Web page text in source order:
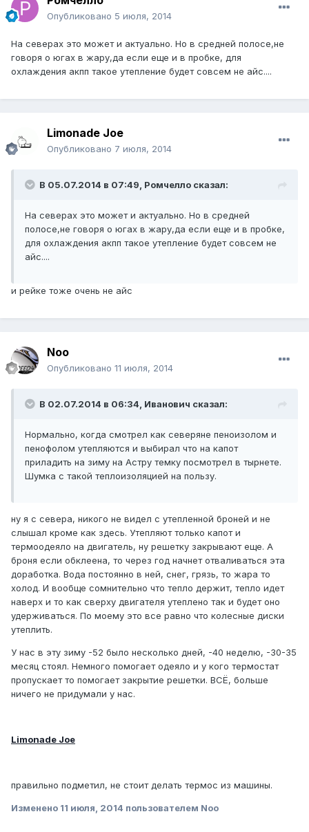
Опубликовано 5 июля, 2014
На северах это может и актуально. Но в средней полосе,не
говоря о югах в жару,да если еще и в пробке, для
охлаждения акпп такое утепление будет совсем не айс....
Limonade Joe
Опубликовано 7 июля, 2014
В 05.07.2014 в 07:49, Ромчелло сказал:
На северах это может и актуально. Но в средней
полосе,не говоря о югах в жару,да если еще и в пробке,
для охлаждения акпп такое утепление будет совсем не
айс....
и рейке тоже очень не айс
Noo
Опубликовано 11 июля, 2014
В 02.07.2014 в 06:34, Иванович сказал:
Нормально, когда смотрел как северяне пеноизолом и
пенофолом утепляются и выбирал что на капот
приладить на зиму на Астру темку посмотрел в тырнете.
Шумка с такой теплоизоляцией на пользу.
ну я с севера, никого не видел с утепленной броней и не
слышал кроме как здесь. Утепляют только капот и
термоодеяло на двигатель, ну решетку закрывают еще. А
броня если обклеена, то через год начнет отваливаться эта
доработка. Вода постоянно в ней, снег, грязь, то жара то
холод. И вообще сомнительно что тепло держит, тепло идет
наверх и то как сверху двигателя утеплено так и будет оно
удерживаться. По моему это все равно что колесные диски
утеплить.
У нас в эту зиму -52 было несколько дней, -40 неделю, -30-35
месяц стоял. Немного помогает одеяло и у кого термостат
пропускает то помогает закрытие решетки. ВСЁ, больше
ничего не придумали у нас.
Limonade Joe
правильно подметил, не стоит делать термос из машины.
Изменено 11 июля, 2014 пользователем Noo